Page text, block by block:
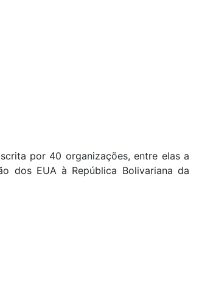
por 40 organizações, entre elas a
dos EUA à República Bolivariana da